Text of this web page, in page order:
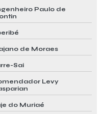
Paulo de
de Moraes
Sai
Levy
do Muriaé